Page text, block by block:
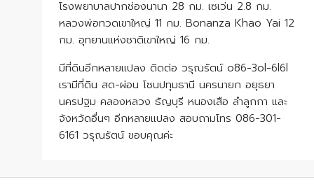
โรงพยาบาลปากช่องนานา 28 กม. เซเว่น 2.8 กม.
หลวงพ่อทวดเขาใหญ่ 11 กม. Bonanza Khao Yai 12
กม. อุทยานแห่งชาติเขาใหญ่ 16 กม.
มีที่ดินอีกหลายแปลง ติดต่อ วรุณรัตน์ o86-3ol-6l6l
เรามีที่ดิน สด-ผ่อน โซนปทุมธานี นครนายก อยุธยา
นครปฐม คลองหลวง ธัญบุรี หนองเสือ ลำลูกกา และ
จังหวัดอื่นๆ อีกหลายแปลง สอบถามโทร 086-301-
6161 วรุณรัตน์ ขอบคุณค่ะ